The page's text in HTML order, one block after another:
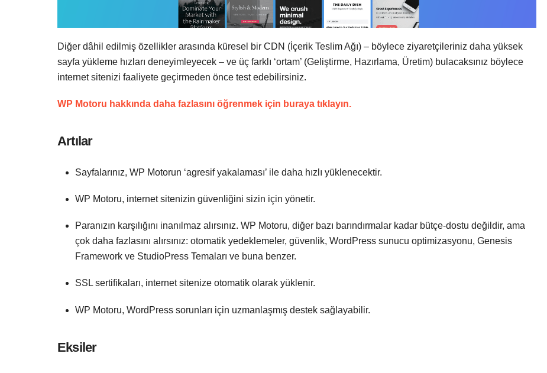
Diğer dâhil edilmiş özellikler arasında küresel bir CDN (İçerik Teslim Ağı) – böylece ziyaretçileriniz daha yüksek
sayfa yükleme hızları deneyimleyecek – ve üç farklı ‘ortam’ (Geliştirme, Hazırlama, Üretim) bulacaksınız böylece
internet sitenizi faaliyete geçirmeden önce test edebilirsiniz.
WP Motoru hakkında daha fazlasını öğrenmek için buraya tıklayın.
Artılar
Sayfalarınız, WP Motorun ‘agresif yakalaması’ ile daha hızlı yüklenecektir.
WP Motoru, internet sitenizin güvenliğini sizin için yönetir.
Paranızın karşılığını inanılmaz alırsınız. WP Motoru, diğer bazı barındırmalar kadar bütçe-dostu değildir, ama
çok daha fazlasını alırsınız: otomatik yedeklemeler, güvenlik, WordPress sunucu optimizasyonu, Genesis
Framework ve StudioPress Temaları ve buna benzer.
SSL sertifikaları, internet sitenize otomatik olarak yüklenir.
WP Motoru, WordPress sorunları için uzmanlaşmış destek sağlayabilir.
Eksiler